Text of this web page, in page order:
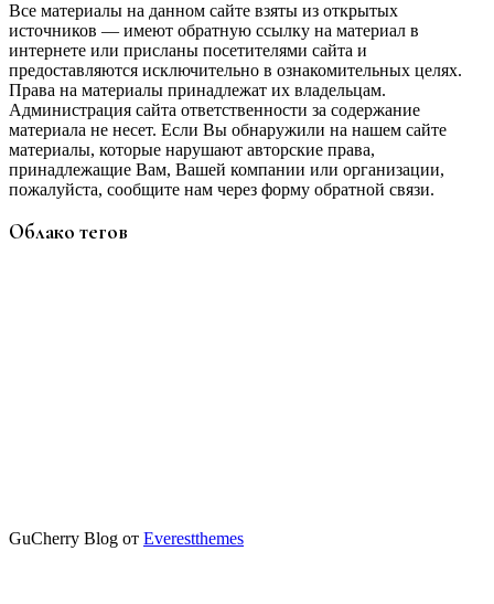
Все материалы на данном сайте взяты из открытых
источников — имеют обратную ссылку на материал в
интернете или присланы посетителями сайта и
предоставляются исключительно в ознакомительных целях.
Права на материалы принадлежат их владельцам.
Администрация сайта ответственности за содержание
материала не несет. Если Вы обнаружили на нашем сайте
материалы, которые нарушают авторские права,
принадлежащие Вам, Вашей компании или организации,
пожалуйста, сообщите нам через форму обратной связи.
Облако тегов
GuCherry Blog от Everestthemes